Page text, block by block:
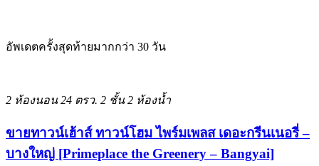
อัพเดตครั้งสุดท้ายมากกว่า 30 วัน
2 ห้องนอน 24 ตรว. 2 ชั้น 2 ห้องน้ำ
ขายทาวน์เฮ้าส์ ทาวน์โฮม ไพร์มเพลส เดอะกรีนเนอรี่ –
บางใหญ่ [Primeplace the Greenery – Bangyai]